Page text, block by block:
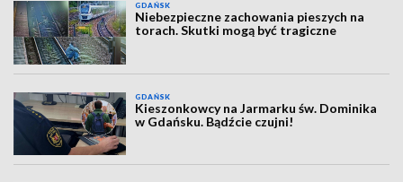
GDAŃSK
Niebezpieczne zachowania pieszych na
torach. Skutki mogą być tragiczne
GDAŃSK
Kieszonkowcy na Jarmarku św. Dominika
w Gdańsku. Bądźcie czujni!